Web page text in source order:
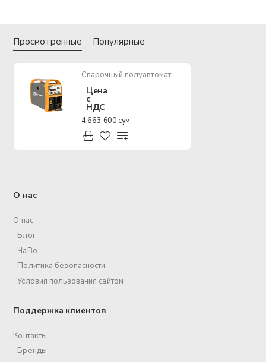
Просмотренные Популярные
Сварочный полуавтомат HUGONG EXTREMIG 200W III
Цена
с
НДС
4 663 600 сум
О нас
О нас
Блог
ЧаВо
Политика безопасности
Условия пользования сайтом
Поддержка клиентов
Контакты
Бренды